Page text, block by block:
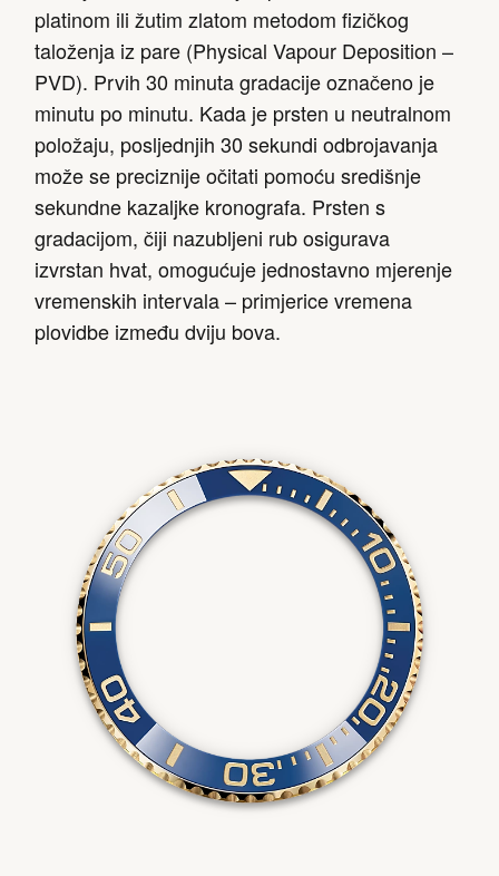
platinom ili žutim zlatom metodom fizičkog
taloženja iz pare (Physical Vapour Deposition –
PVD). Prvih 30 minuta gradacije označeno je
minutu po minutu. Kada je prsten u neutralnom
položaju, posljednjih 30 sekundi odbrojavanja
može se preciznije očitati pomoću središnje
sekundne kazaljke kronografa. Prsten s
gradacijom, čiji nazubljeni rub osigurava
izvrstan hvat, omogućuje jednostavno mjerenje
vremenskih intervala – primjerice vremena
plovidbe između dviju bova.